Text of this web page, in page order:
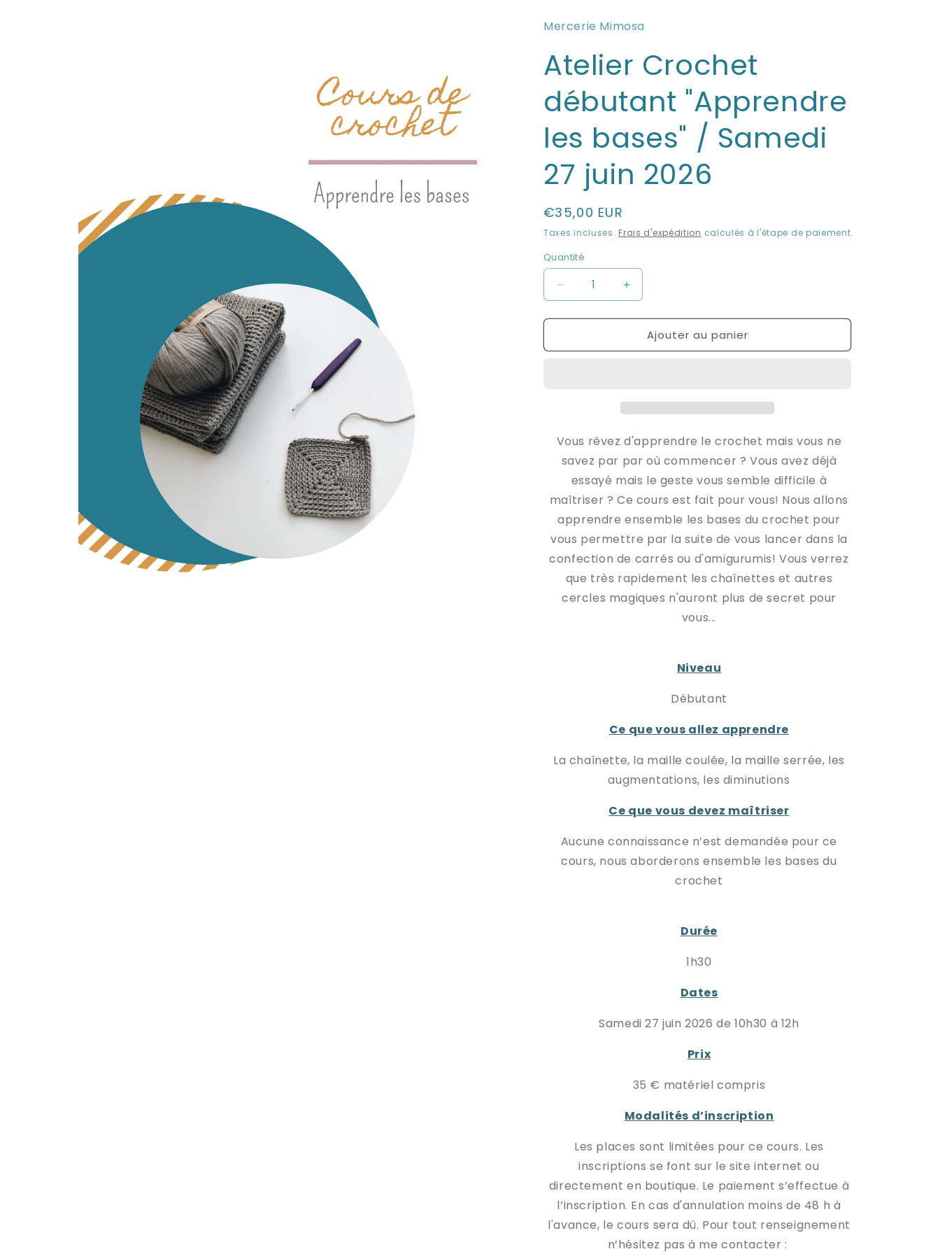
Mercerie Mimosa
Atelier Crochet
débutant "Apprendre
les bases" / Samedi
27 juin 2026
Prix
habituel
€35,00 EUR
Taxes incluses. Frais d'expédition calculés à l'étape de paiement.
Quantité
Réduire
la
quantité
Atelier
/
27
juin
2026
Augmenter
la
quantité
Atelier
/
Samedi
27
juin
2026
Ajouter au panier
Vous rêvez d'apprendre le crochet mais vous ne
savez par par où commencer ? Vous avez déjà
essayé mais le geste vous semble difficile à
maîtriser ? Ce cours est fait pour vous! Nous allons
apprendre ensemble les bases du crochet pour
vous permettre par la suite de vous lancer dans la
confection de carrés ou d'amigurumis! Vous verrez
que très rapidement les chaînettes et autres
cercles magiques n'auront plus de secret pour
vous...
Niveau
Débutant
Ce que vous allez apprendre
La chaînette, la maille coulée, la maille serrée, les
augmentations, les diminutions
Ce que vous devez maîtriser
Aucune connaissance n’est demandée pour ce
cours, nous aborderons ensemble les bases du
crochet
Durée
1h30
Dates
Samedi 27 juin 2026 de 10h30 à 12h
Prix
35 € matériel compris
Modalités d’inscription
Les places sont limitées pour ce cours. Les
inscriptions se font sur le site internet ou
directement en boutique. Le paiement s’effectue à
l’inscription. En cas d'annulation moins de 48 h à
l'avance, le cours sera dû. Pour tout renseignement
n’hésitez pas à me contacter :